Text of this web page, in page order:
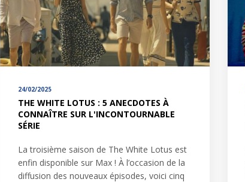
24/02/2025
THE WHITE LOTUS : 5 ANECDOTES À
CONNAÎTRE SUR L'INCONTOURNABLE
SÉRIE
La troisième saison de The White Lotus est
enfin disponible sur Max ! À l’occasion de la
diffusion des nouveaux épisodes, voici cinq